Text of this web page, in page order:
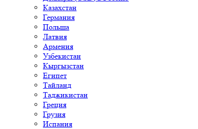
Казахстан
Германия
Польша
Латвия
Армения
Узбекистан
Кыргызстан
Египет
Тайланд
Таджикистан
Греция
Грузия
Испания